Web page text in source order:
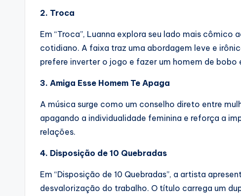
2. Troca
Em “Troca”, Luanna explora seu lado mais
cotidiano. A faixa traz uma abordagem leve e
prefere inverter o jogo e fazer um homem de bobo
3. Amiga Esse Homem Te Apaga
A música surge como um conselho direto entre
apagando a individualidade feminina e reforça a
relações.
4. Disposição de 10 Quebradas
Em “Disposição de 10 Quebradas”, a artista
desvalorização do trabalho. O título carrega um